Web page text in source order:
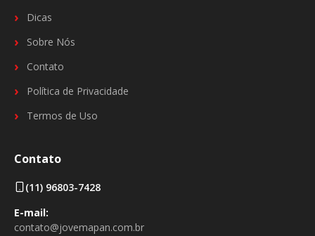
Dicas
Sobre Nós
Contato
Política de Privacidade
Termos de Uso
Contato
(11) 96803-7428
E-mail:
contato@jovemapan.com.br